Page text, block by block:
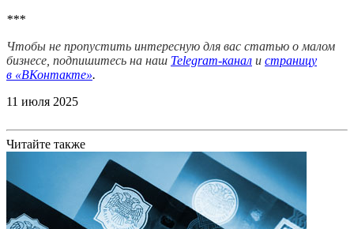
***
Чтобы не пропустить интересную для вас статью о малом
бизнесе, подпишитесь на наш Telegram-канал и страницу
в «ВКонтакте».
11 июля 2025
Читайте также